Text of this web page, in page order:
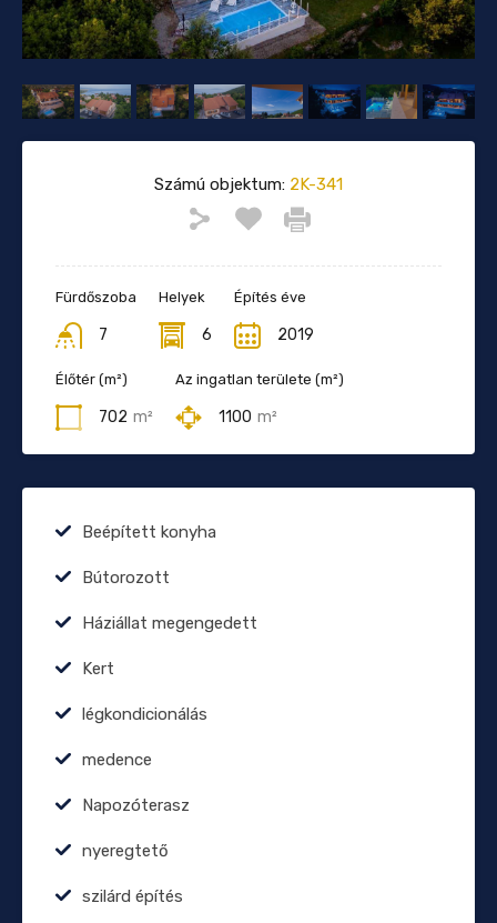
Számú objektum: 2K-341
Fürdőszoba
7
Helyek
6
Építés éve
2019
Élőtér (m²)
702 m²
Az ingatlan területe (m²)
1100 m²
Beépített konyha
Bútorozott
Háziállat megengedett
Kert
légkondicionálás
medence
Napozóterasz
nyeregtető
szilárd építés